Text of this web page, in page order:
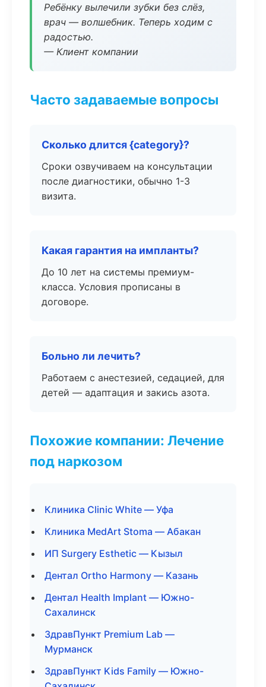
Ребёнку вылечили зубки без слёз,
врач — волшебник. Теперь ходим с
радостью.
— Клиент компании
Часто задаваемые вопросы
Сколько длится {category}?
Сроки озвучиваем на консультации
после диагностики, обычно 1-3
визита.
Какая гарантия на импланты?
До 10 лет на системы премиум-
класса. Условия прописаны в
договоре.
Больно ли лечить?
Работаем с анестезией, седацией, для
детей — адаптация и закись азота.
Похожие компании: Лечение
под наркозом
Клиника Clinic White — Уфа
Клиника MedArt Stoma — Абакан
ИП Surgery Esthetic — Кызыл
Дентал Ortho Harmony — Казань
Дентал Health Implant — Южно-
Сахалинск
ЗдравПункт Premium Lab —
Мурманск
ЗдравПункт Kids Family — Южно-